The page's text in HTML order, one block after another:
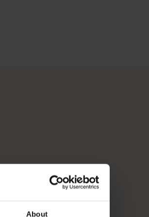
About
由像你一样的旅行者撰写的。</p>